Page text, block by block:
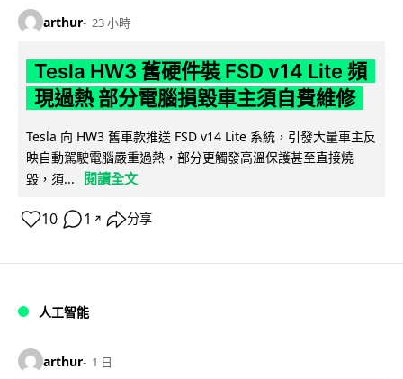
arthur 23 小時
Tesla HW3 舊硬件裝 FSD v14 Lite 頻
現過熱 部分電腦損毀車主須自費維修
Tesla 向 HW3 舊車款推送 FSD v14 Lite 系統，引發大量車主反
映自動駕駛電腦嚴重過熱，部分更觸發高溫保護甚至直接燒
毀，須...
閱讀全文
10 1 ↗ 分享
人工智能
arthur 1 日